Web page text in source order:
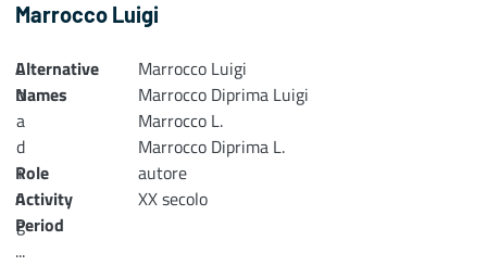
Marrocco Luigi
L
o
a
d
i
n
g
...
Alternative
Names
Marrocco Luigi
Marrocco Diprima Luigi
Marrocco L.
Marrocco Diprima L.
Role
autore
Activity
Period
XX secolo